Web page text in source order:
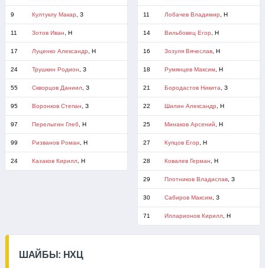
9 Култуклу Макар , З
11 Зотов Иван , Н
17 Луценко Александр , Н
24 Трушкин Родион , З
55 Скворцов Даниил, З
95 Воронков Степан , З
97 Перелыгин Глеб, Н
99 Ризванов Роман , Н
24 Казаков Кирилл, Н
11 Лобачев Владимир , Н
14 Вильбовец Егор , Н
16 Зозуля Вячеслав, Н
18 Румянцев Максим, Н
21 Бородастов Никита , З
22 Шилин Александр , Н
25 Минаков Арсений , Н
27 Купцов Егор , Н
28 Ковалев Герман , Н
29 Плотников Владислав, З
30 Сабиров Максим, З
71 Илларионов Кирилл, Н
ШАЙБЫ: НХЦ